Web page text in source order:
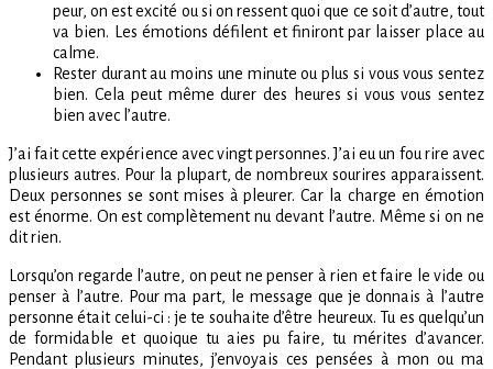
peur, on est excité ou si on ressent quoi que ce soit d’autre, tout
va bien. Les émotions défilent et finiront par laisser place au
calme.
Rester durant au moins une minute ou plus si vous vous sentez
bien. Cela peut même durer des heures si vous vous sentez
bien avec l’autre.
J’ai fait cette expérience avec vingt personnes. J’ai eu un fou rire avec
plusieurs autres. Pour la plupart, de nombreux sourires apparaissent.
Deux personnes se sont mises à pleurer. Car la charge en émotion
est énorme. On est complètement nu devant l’autre. Même si on ne
dit rien.
Lorsqu’on regarde l’autre, on peut ne penser à rien et faire le vide ou
penser à l’autre. Pour ma part, le message que je donnais à l’autre
personne était celui-ci : je te souhaite d’être heureux. Tu es quelqu’un
de formidable et quoique tu aies pu faire, tu mérites d’avancer.
Pendant plusieurs minutes, j’envoyais ces pensées à mon ou ma